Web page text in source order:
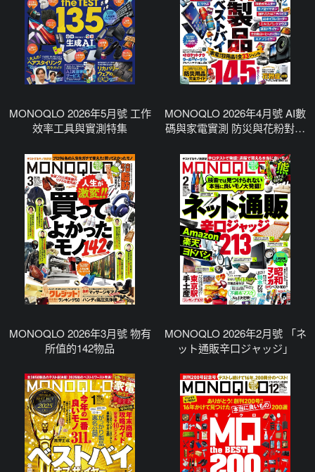
MONOQLO 2026年5月號 工作
效率工具與實測特集
MONOQLO 2026年4月號 AI數
碼與家電實測 防災與花粉對策
MONOQLO 2026年3月號 物有
所值的142物品
MONOQLO 2026年2月號 「ネ
ット通販辛口ジャッジ」